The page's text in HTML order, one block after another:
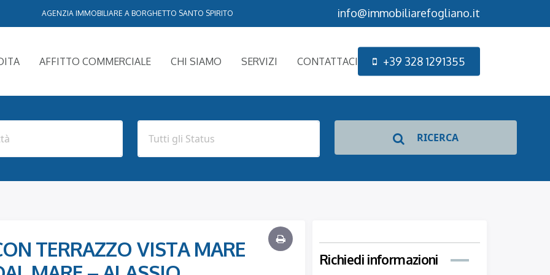
AGENZIA IMMOBILIARE A BORGHETTO SANTO SPIRITO info@immobiliarefogliano.it
AFFITTO COMMERCIALE CHI SIAMO SERVIZI CONTATTACI +39 328 1291355
RICERCA
TERRAZZO VISTA MARE
Richiedi informazioni